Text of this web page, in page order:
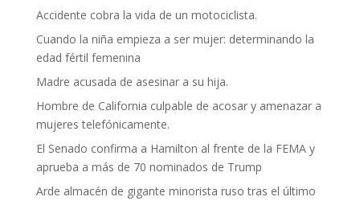
Accidente cobra la vida de un motociclista.
Cuando la niña empieza a ser mujer: determinando la
edad fértil femenina
Madre acusada de asesinar a su hija.
Hombre de California culpable de acosar y amenazar a
mujeres telefónicamente.
El Senado confirma a Hamilton al frente de la FEMA y
aprueba a más de 70 nominados de Trump
Arde almacén de gigante minorista ruso tras el último